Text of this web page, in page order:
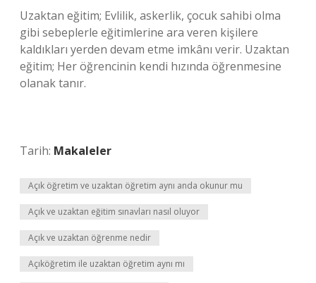
Uzaktan eğitim; Evlilik, askerlik, çocuk sahibi olma
gibi sebeplerle eğitimlerine ara veren kişilere
kaldıkları yerden devam etme imkânı verir. Uzaktan
eğitim; Her öğrencinin kendi hızında öğrenmesine
olanak tanır.
Tarih: Makaleler
Açık öğretim ve uzaktan öğretim aynı anda okunur mu
Açık ve uzaktan eğitim sınavları nasıl oluyor
Açık ve uzaktan öğrenme nedir
Açıköğretim ile uzaktan öğretim aynı mı